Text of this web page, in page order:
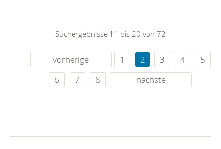
Suchergebnisse 11 bis 20 von 72
vorherige 1 2 3 4
5
6
7 8 nächste